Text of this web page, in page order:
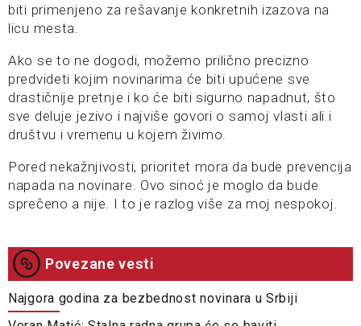
biti primenjeno za rešavanje konkretnih izazova na
licu mesta.
Ako se to ne dogodi, možemo prilično precizno
predvideti kojim novinarima će biti upućene sve
drastičnije pretnje i ko će biti sigurno napadnut, što
sve deluje jezivo i najviše govori o samoj vlasti ali i
društvu i vremenu u kojem živimo.
Pored nekažnjivosti, prioritet mora da bude prevencija
napada na novinare. Ovo sinoć je moglo da bude
sprečeno a nije. I to je razlog više za moj nespokoj.
Povezane vesti
Najgora godina za bezbednost novinara u Srbiji